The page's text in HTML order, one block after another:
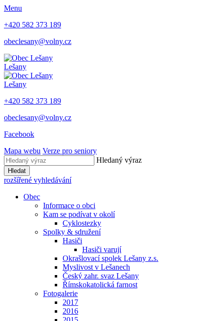
Menu
+420 582 373 189
obeclesany@volny.cz
Lešany
Lešany
+420 582 373 189
obeclesany@volny.cz
Facebook
Mapa webu Verze pro seniory
Hledaný výraz
Hledat
rozšířené vyhledávání
Obec
Informace o obci
Kam se podívat v okolí
Cyklostezky
Spolky & sdružení
Hasiči
Hasiči varují
Okrašlovací spolek Lešany z.s.
Myslivost v Lešanech
Český zahr. svaz Lešany
Římskokatolická farnost
Fotogalerie
2017
2016